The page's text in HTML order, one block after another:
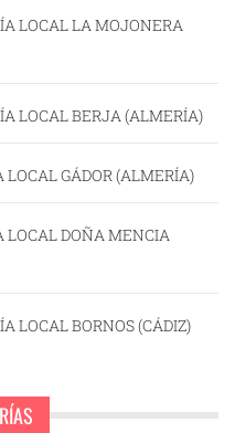
LOCAL LA MOJONERA
LOCAL BERJA (ALMERÍA)
LOCAL GÁDOR (ALMERÍA)
LOCAL DOÑA MENCIA
LOCAL BORNOS (CÁDIZ)